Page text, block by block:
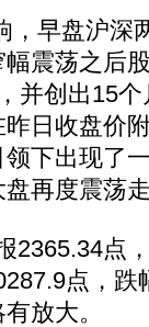
，早盘沪深
震荡之后
并创出15
日收盘价
下出现了
再度震荡
点
点，跌
放大。